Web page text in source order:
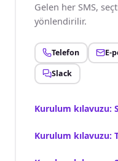
Gelen her SMS,
yönlendirilir.
Telefon E-
Slack
Kurulum kılavuzu:
Kurulum kılavuzu: